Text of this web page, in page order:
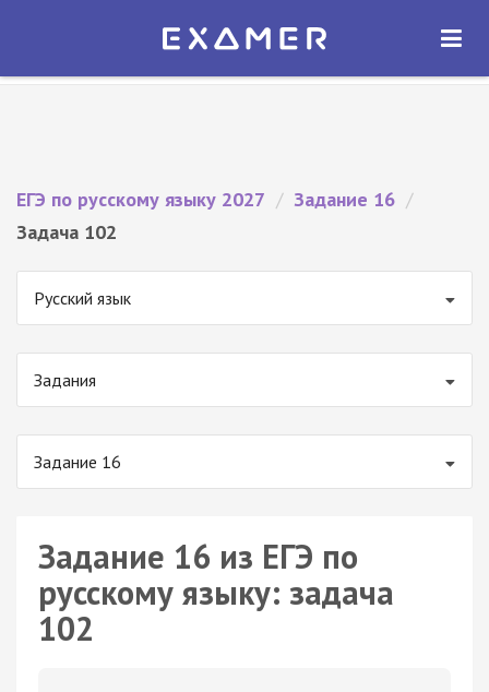
Экзамер — ЕГЭ 2027
ОТКРЫТЬ
ЕГЭ по русскому языку 2027 / Задание 16 /
Задача 102
Русский язык
Задания
Задание 16
Задание 16 из ЕГЭ по
русскому языку: задача
102